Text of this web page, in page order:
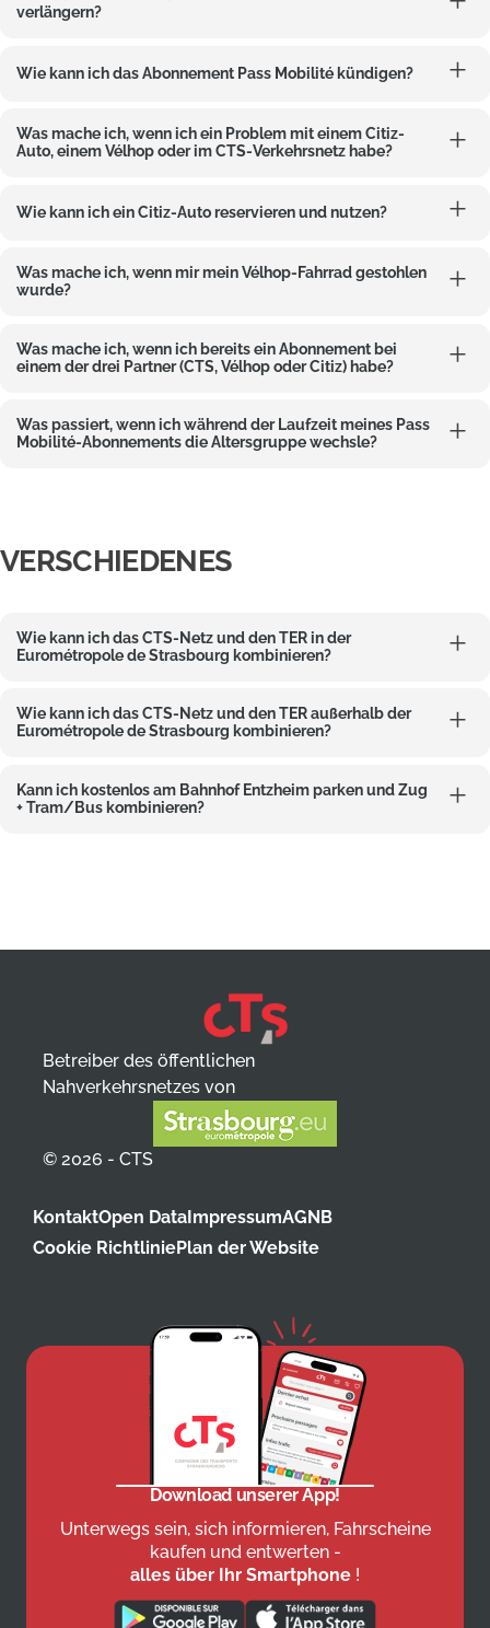
verlängern?
Wie kann ich das Abonnement Pass Mobilité kündigen?
Was mache ich, wenn ich ein Problem mit einem Citiz-
Auto, einem Vélhop oder im CTS-Verkehrsnetz habe?
Wie kann ich ein Citiz-Auto reservieren und nutzen?
Was mache ich, wenn mir mein Vélhop-Fahrrad gestohlen
wurde?
Was mache ich, wenn ich bereits ein Abonnement bei
einem der drei Partner (CTS, Vélhop oder Citiz) habe?
Was passiert, wenn ich während der Laufzeit meines Pass
Mobilité-Abonnements die Altersgruppe wechsle?
VERSCHIEDENES
Wie kann ich das CTS-Netz und den TER in der
Eurométropole de Strasbourg kombinieren?
Wie kann ich das CTS-Netz und den TER außerhalb der
Eurométropole de Strasbourg kombinieren?
Kann ich kostenlos am Bahnhof Entzheim parken und Zug
+ Tram/Bus kombinieren?
Betreiber des öffentlichen
Nahverkehrsnetzes von
© 2026 - CTS
KontaktOpen DataImpressumAGNB
Cookie RichtliniePlan der Website
Download unserer App!
Unterwegs sein, sich informieren, Fahrscheine
kaufen und entwerten -
alles über Ihr Smartphone !